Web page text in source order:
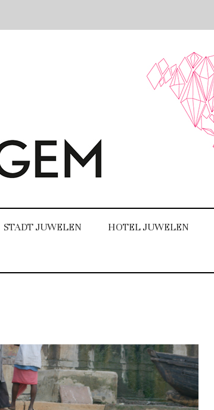
STADT JUWELEN HOTEL JUWELEN